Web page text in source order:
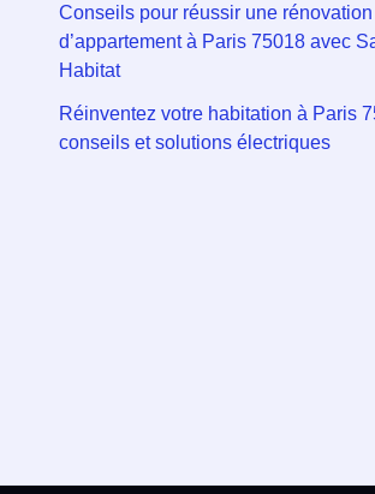
Conseils pour réussir une rénovation
d’appartement à Paris 75018 avec
Habitat
Réinventez votre habitation à Paris
conseils et solutions électriques